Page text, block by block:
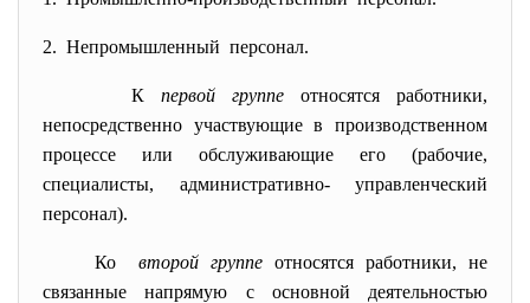
2. Непромышленный персонал.
К первой группе относятся работники,
непосредственно участвующие в производственном
процессе или обслуживающие его (рабочие,
специалисты, административно- управленческий
персонал).
Ко второй группеотносятся работники, не
связанные напрямую с основной деятельностью